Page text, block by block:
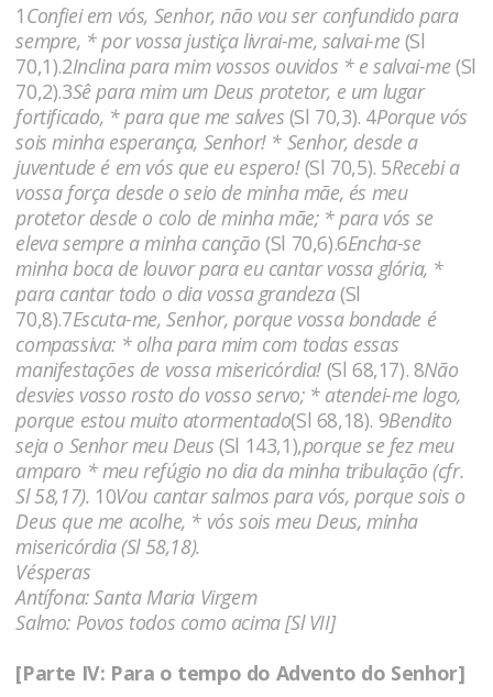
1 Confiei em vós, Senhor, não vou ser confundido para
sempre, * por vossa justiça livrai-me, salvai-me(Sl
70,1).2Inclina para mim vossos ouvidos * e salvai-me(Sl
70,2).3Sê para mim um Deus protetor, e um lugar
fortificado, * para que me salves (Sl 70,3). 4Porque vós
sois minha esperança, Senhor! * Senhor, desde a
juventude é em vós que eu espero!(Sl 70,5). 5Recebi a
vossa força desde o seio de minha mãe, és meu
protetor desde o colo de minha mãe; * para vós se
eleva sempre a minha canção(Sl 70,6).6Encha-se
minha boca de louvor para eu cantar vossa glória, *
para cantar todo o dia vossa grandeza(Sl
70,8).7Escuta-me, Senhor, porque vossa bondade é
compassiva: * olha para mim com todas essas
manifestações de vossa misericórdia! (Sl 68,17). 8Não
desvies vosso rosto do vosso servo; * atendei-me logo,
porque estou muito atormentado(Sl 68,18). 9Bendito
seja o Senhor meu Deus(Sl 143,1),porque se fez meu
amparo * meu refúgio no dia da minha tribulação (cfr.
Sl 58,17). 10Vou cantar salmos para vós, porque sois o
Deus que me acolhe, * vós sois meu Deus, minha
misericórdia (Sl 58,18).
Vésperas
Antífona: Santa Maria Virgem
Salmo: Povos todos como acima [Sl VII]
[Parte IV: Para o tempo do Advento do Senhor]